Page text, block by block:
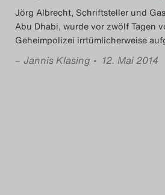
Jörg Albrecht, Schriftsteller und
Abu Dhabi, wurde vor zwölf Tagen
Geheimpolizei irrtümlicherweise
– Jannis Klasing • 12. Mai 2014